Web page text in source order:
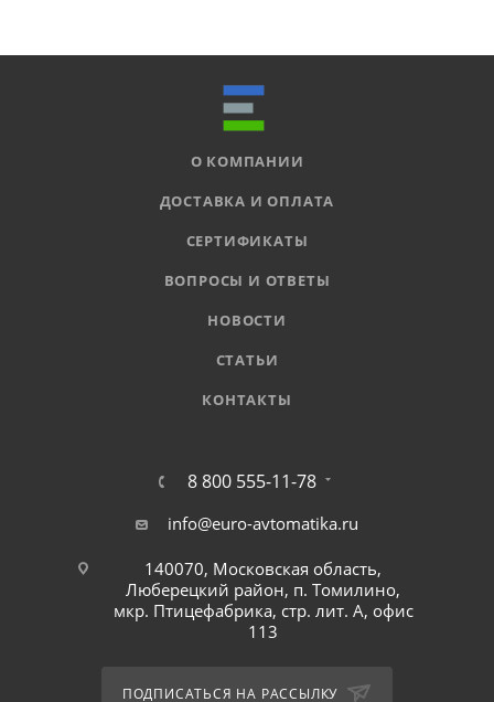
О КОМПАНИИ
ДОСТАВКА И ОПЛАТА
СЕРТИФИКАТЫ
ВОПРОСЫ И ОТВЕТЫ
НОВОСТИ
СТАТЬИ
КОНТАКТЫ
8 800 555-11-78
info@euro-avtomatika.ru
140070, Московская область,
Люберецкий район, п. Томилино,
мкр. Птицефабрика, стр. лит. А, офис
113
ПОДПИСАТЬСЯ НА РАССЫЛКУ